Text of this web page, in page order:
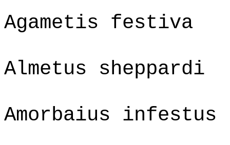
Agametis festiva
Almetus sheppardi
Amorbaius infestus